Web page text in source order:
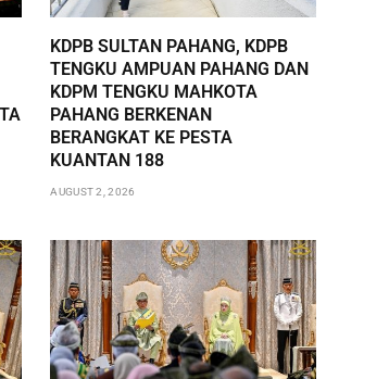
KDPB SULTAN PAHANG, KDPB
TENGKU AMPUAN PAHANG DAN
KDPM TENGKU MAHKOTA
PAHANG BERKENAN
BERANGKAT KE PESTA
KUANTAN 188
AUGUST 2, 2026